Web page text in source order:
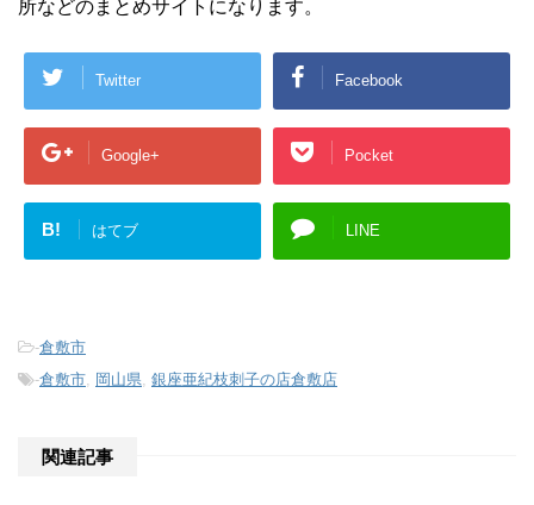
所などのまとめサイトになります。
Twitter Facebook
Google+ Pocket
B! はてブ LINE
-倉敷市
-倉敷市 岡山県 銀座亜紀枝刺子の店倉敷店
関連記事